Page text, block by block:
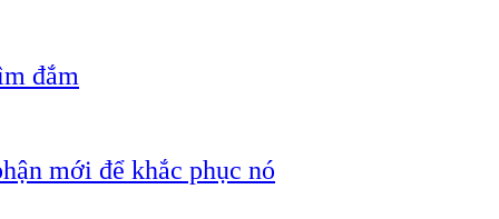
đắm
mới để khắc phục nó